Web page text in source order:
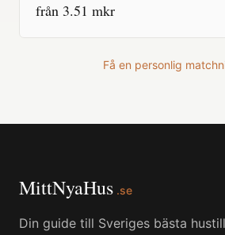
från 3.51 mkr
Få en personlig
MittNyaHus .se
Din guide till Sveriges bästa